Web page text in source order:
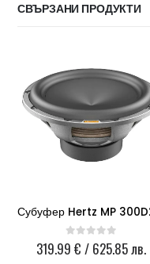
СВЪРЗАНИ ПРОДУКТИ
0 out of 5
319.99€ / 625.85 лв.